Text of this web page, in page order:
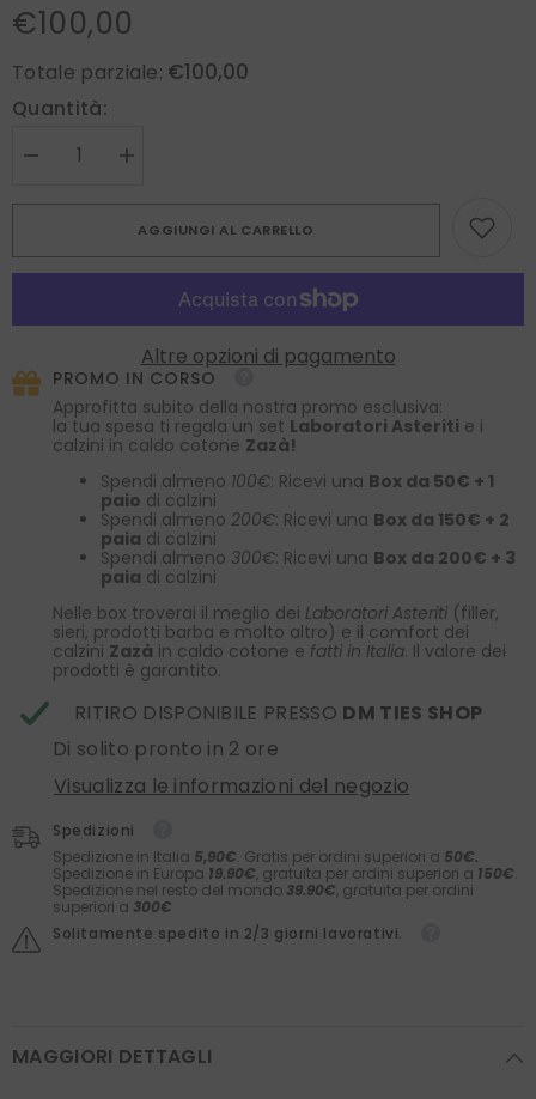
€100,00
Totale parziale: €100,00
Quantità:
Diminuire
nere
AMANTEA
seta
clip
e
lacci
Aumenta
Bretelle
nere
AMANTEA
seta
con
clip
lacci
AGGIUNGI AL CARRELLO
Altre opzioni di pagamento
PROMO IN CORSO
Approfitta subito della nostra promo esclusiva:
la tua spesa ti regala un set Laboratori Asteriti e i
calzini in caldo cotone Zazà!
Spendi almeno 100€: Ricevi una Box da 50€ + 1
paio di calzini
Spendi almeno 200€: Ricevi una Box da 150€ + 2
paia di calzini
Spendi almeno 300€: Ricevi una Box da 200€ + 3
paia di calzini
Nelle box troverai il meglio dei Laboratori Asteriti (filler,
sieri, prodotti barba e molto altro) e il comfort dei
calzini Zazà in caldo cotone e fatti in Italia. Il valore dei
prodotti è garantito.
RITIRO DISPONIBILE PRESSO DM TIES SHOP
Di solito pronto in 2 ore
Visualizza le informazioni del negozio
Spedizioni
Spedizione in Italia 5,90€. Gratis per ordini superiori a 50€.
Spedizione in Europa 19.90€, gratuita per ordini superiori a 150€.
Spedizione nel resto del mondo 39.90€, gratuita per ordini
superiori a 300€
Solitamente spedito in 2/3 giorni lavorativi.
MAGGIORI DETTAGLI